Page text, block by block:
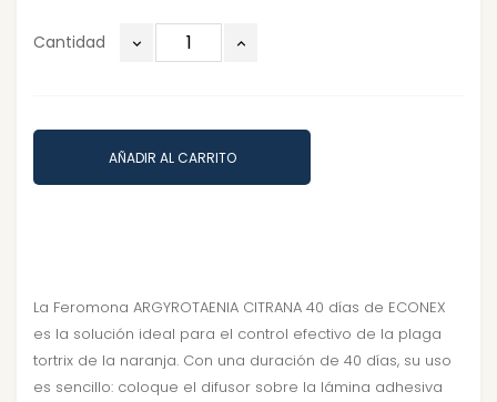
Cantidad
AÑADIR AL CARRITO
La Feromona ARGYROTAENIA CITRANA 40 días de ECONEX
es la solución ideal para el control efectivo de la plaga
tortrix de la naranja. Con una duración de 40 días, su uso
es sencillo: coloque el difusor sobre la lámina adhesiva